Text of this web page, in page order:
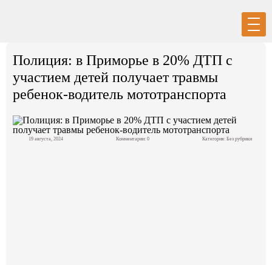
Вход Регистрация
Политика
Полиция: в Приморье в 20% ДТП с
участием детей получает травмы
ребенок-водитель мототранспорта
19 августа, 2024 Комментарии: 0 Категория: Без рубрики